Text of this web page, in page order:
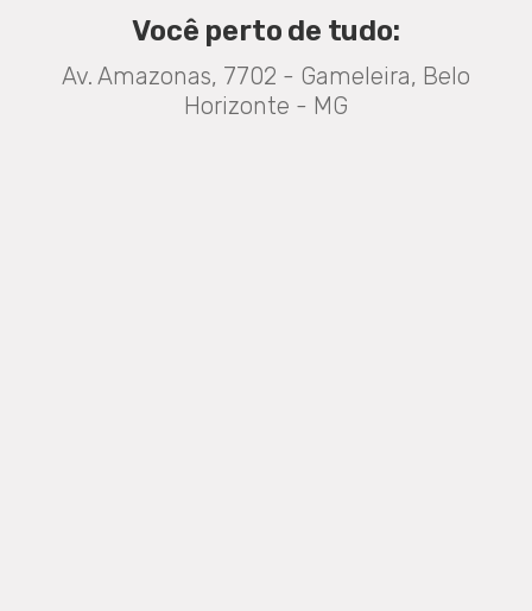
Você perto de tudo:
Av. Amazonas, 7702 - Gameleira, Belo
Horizonte - MG